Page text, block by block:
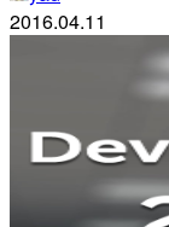
2016.04.11